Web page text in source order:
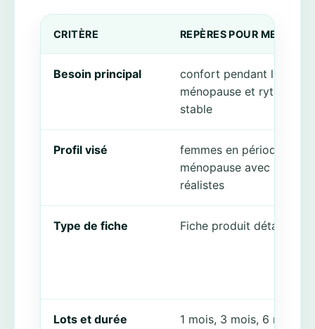
CRITÈRE REPÈRES POUR MENOZEN
Besoin principal
confort pendant la
ménopause et rythme
stable
Profil visé
femmes en période de
ménopause avec
réalistes
Type de fiche Fiche produit détaillée
Lots et durée
1 mois, 3 mois, 6 mois: